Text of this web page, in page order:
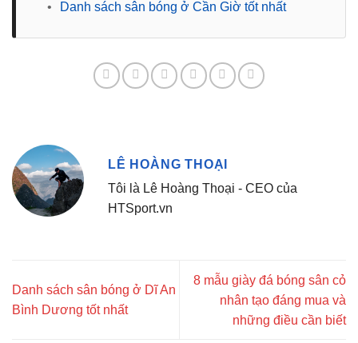
•
Danh sách sân bóng ở Cần Giờ tốt nhất
LÊ HOÀNG THOẠI
Tôi là Lê Hoàng Thoại - CEO của
HTSport.vn
Danh sách sân bóng ở Dĩ An
Bình Dương tốt nhất
8 mẫu giày đá bóng sân cỏ
nhân tạo đáng mua và
những điều cần biết